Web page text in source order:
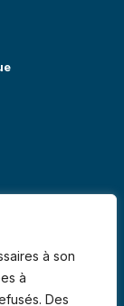
à son
à
Des